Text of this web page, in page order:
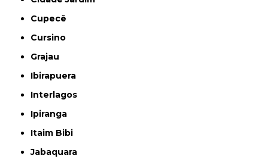
Cupecê
Cursino
Grajau
Ibirapuera
Interlagos
Ipiranga
Itaim Bibi
Jabaquara